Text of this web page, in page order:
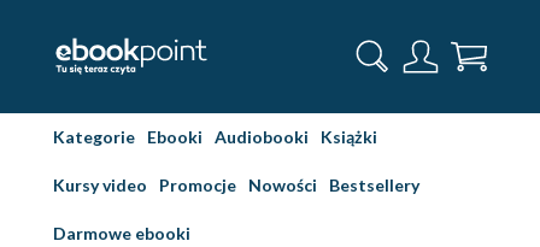
Kategorie Ebooki Audiobooki Książki
Kursy video Promocje Nowości Bestsellery
Darmowe ebooki